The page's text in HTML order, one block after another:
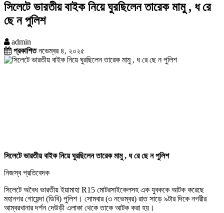
সিলেটে ভারতীয় বাইক নিয়ে ঘুরছিলেন তারেক মামু , ধ রে
ছে ন পুলিশ
admin
প্রকাশিতনভেম্বর ৪, ২০২৫
সিলেটে ভারতীয় বাইক নিয়ে ঘুরছিলেন তারেক মামু , ধ রে ছে ন পুলিশ
নিজস্ব প্রতিবেদক
সিলেটে অবৈধ ভারতীয় ইয়ামাহা R15 মোটরসাইকেলসহ এক যুবককে আটক করেছে
মহানগর গোয়েন্দা (ডিবি) পুলিশ। সোমবার (৩ নভেম্বর) রাত সাড়ে ৯টার দিকে নগরীর
আম্বরখানার দর্শন দেউড়ী এলাকা থেকে তাকে আটক করা হয়।